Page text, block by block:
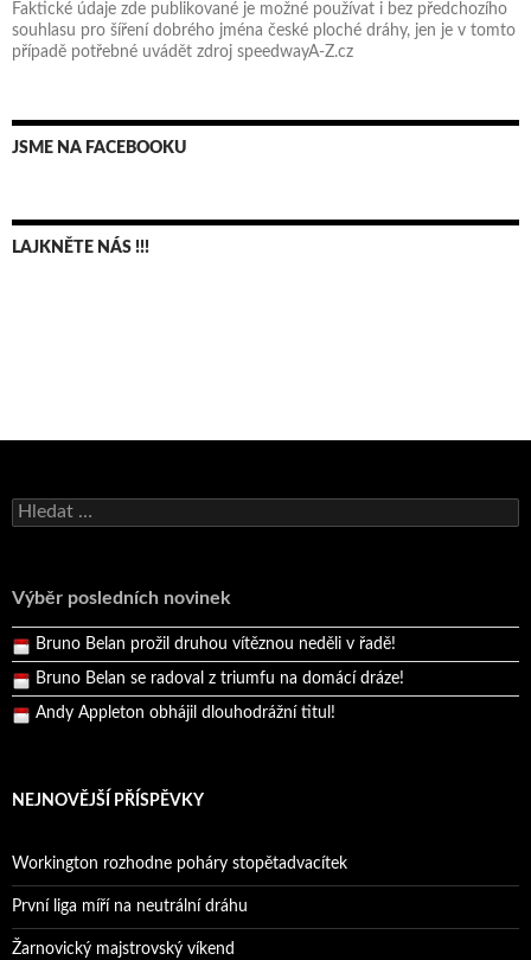
Faktické údaje zde publikované je možné používat i bez předchozího
souhlasu pro šíření dobrého jména české ploché dráhy, jen je v tomto
případě potřebné uvádět zdroj speedwayA-Z.cz
JSME NA FACEBOOKU
LAJKNĚTE NÁS !!!
Vyhledávání
Výběr posledních novinek
Bruno Belan se radoval z triumfu na domácí dráze!
Andy Appleton obhájil dlouhodrážní titul!
Pražský přebor neskrblil překvapeními!
Bruno Belan prožil druhou vítěznou neděli v řadě!
Bruno Belan se radoval z triumfu na domácí dráze!
Andy Appleton obhájil dlouhodrážní titul!
NEJNOVĚJŠÍ PŘÍSPĚVKY
Workington rozhodne poháry stopětadvacítek
První liga míří na neutrální dráhu
Žarnovický majstrovský víkend